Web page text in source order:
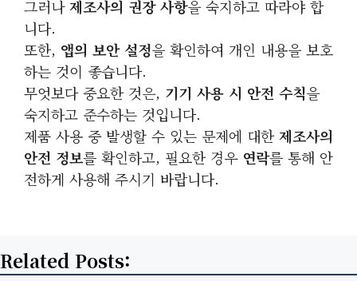
그러나 제조사의 권장 사항을 숙지하고 따라야 합
니다.
또한, 앱의 보안 설정을 확인하여 개인 내용을 보호
하는 것이 좋습니다.
무엇보다 중요한 것은, 기기 사용 시 안전 수칙을
숙지하고 준수하는 것입니다.
제품 사용 중 발생할 수 있는 문제에 대한 제조사의
안전 정보를 확인하고, 필요한 경우 연락를 통해 안
전하게 사용해 주시기 바랍니다.
Related Posts: